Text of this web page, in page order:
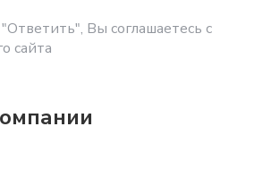
Вы соглашаетесь с
сайта